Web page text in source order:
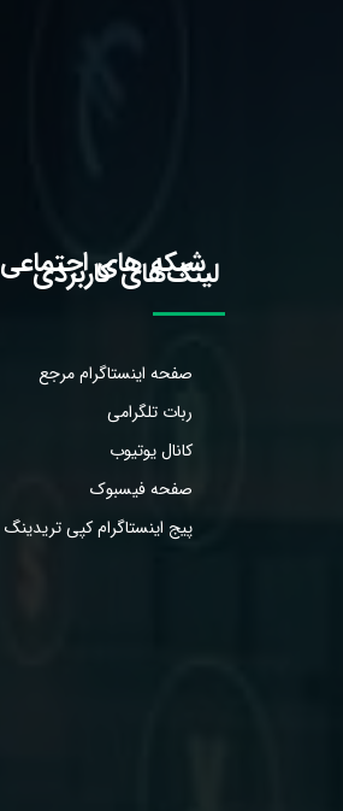
لینک‌های کاربردی
شبکه های اجتماعی
صفحه اینستاگرام مرجع
ربات تلگرامی
کانال یوتیوب
صفحه فیسبوک
پیج اینستاگرام کپی تریدینگ